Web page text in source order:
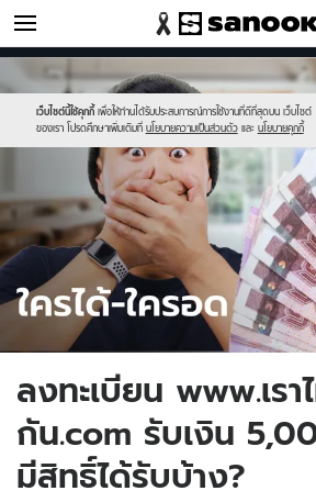
เศรษฐกิจ
เว็บไซต์นี้ใช้คุกกี้ เพื่อให้ท่านได้รับประสบการณ์การใช้งานที่ดีที่สุดบน เว็บไซต์
ของเรา โปรดศึกษาเพิ่มเติมที่ นโยบายความเป็นส่วนตัว และ นโยบายคุกกี้
Sanook
//s.isanook.com/sr/0/images/logo-
new-
sanook.png
//s.isanook.com/mn/0/ud/149/746835/
ลงทะเบียน www.เรา
กัน.com รับเงิน
มีสิทธิ์ได้รับบ้าง?